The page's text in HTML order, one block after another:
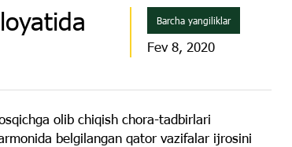
Barcha yangiliklar
Fev 8, 2020
olib chiqish chora-tadbirlari
belgilangan qator vazifalar ijrosini